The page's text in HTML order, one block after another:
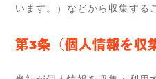
います。）などから収集する
第3条（個人情報を収